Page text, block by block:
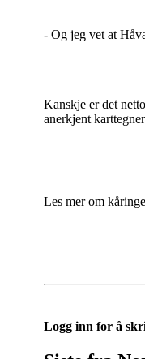
- Og jeg vet at
Kanskje er det
anerkjent
Les mer om
Logg inn for å